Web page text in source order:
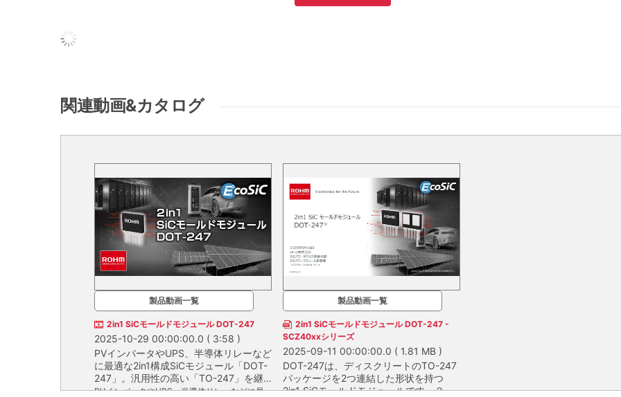
関連動画&カタログ
製品動画一覧
2in1 SiCモールドモジュール DOT-247
2025-10-29 00:00:00.0 ( 3:58 )
PVインバータやUPS、半導体リレーなど
に最適な2in1構成SiCモジュール「DOT-
247」。汎用性の高い「TO-247」を継
承し、高い設計自由度と電力密度を実
PVインバータやUPS、半導体リレーなどに最
製品動画一覧
2in1 SiCモールドモジュール DOT-247 -
SCZ40xxシリーズ
2025-09-11 00:00:00.0 ( 1.81 MB )
DOT-247は、ディスクリートのTO-247
パッケージを2つ連結した形状を持つ
2in1 SiCモールドモジュールです。２種